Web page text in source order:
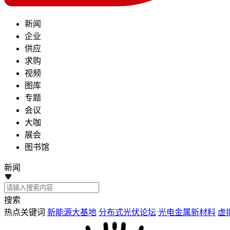
新闻
企业
供应
求购
视频
图库
专题
会议
大咖
展会
图书馆
新闻
搜索
热点关键词 新能源大基地 分布式光伏论坛 光电金属新材料 虚